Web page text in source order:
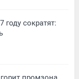
году сократят: